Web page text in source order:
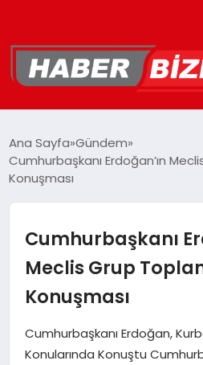
MAGAZIN
SPOR
Ana Sayfa Gündem
Cumhurbaşkanı Erdoğan’ın
Konuşması
Cumhurbaşkanı
Meclis Grup
Konuşması
Cumhurbaşkanı Erdoğan,
Konularında Konuştu